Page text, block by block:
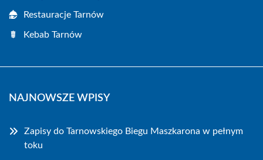
Restauracje Tarnów
Kebab Tarnów
NAJNOWSZE WPISY
Zapisy do Tarnowskiego Biegu Maszkarona w pełnym
toku